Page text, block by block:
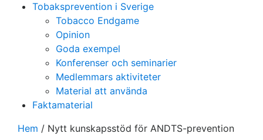
Tobaksprevention i Sverige
Tobacco Endgame
Opinion
Goda exempel
Konferenser och seminarier
Medlemmars aktiviteter
Material att använda
Faktamaterial
Hem / Nytt kunskapsstöd för ANDTS-prevention